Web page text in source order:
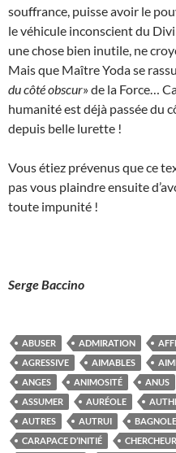
souffrance, puisse avoir le
le véhicule inconscient du
une chose bien inutile, ne
Mais que Maître Yoda se
du côté obscur» de la Force…
humanité est déjà passée du
depuis belle lurette !
Vous étiez prévenus que ce
pas vous plaindre ensuite
toute impunité !
Serge Baccino
ABUSER ADMIRATION
AGRESSIVE
AIMABLES
ANGES
ANIMOSITÉ ANUS
ASSUMER
AURÉOLE
AUTRES
AUTRUI BAGNOLE
CARAPACE D’INITIÉ